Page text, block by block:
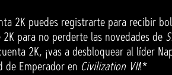
2K puedes registrarte para recibir
para no perderte las novedades de
2K, ¡vas a desbloquear al líder
de Emperador en Civilization VII!*